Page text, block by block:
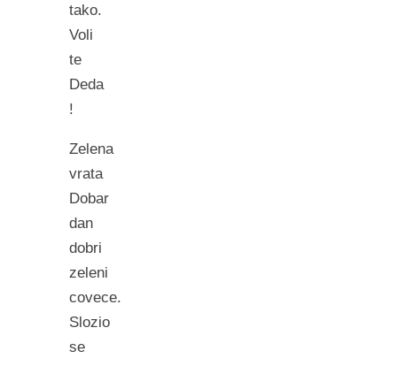
tako.
Voli
te
Deda
!
Zelena
vrata
Dobar
dan
dobri
zeleni
covece.
Slozio
se